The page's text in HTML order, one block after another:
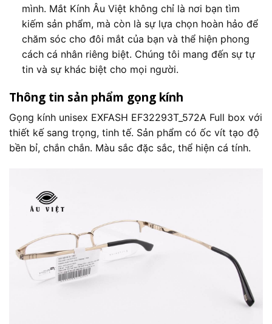
mình. Mắt Kính Âu Việt không chỉ là nơi bạn tìm
kiếm sản phẩm, mà còn là sự lựa chọn hoàn hảo để
chăm sóc cho đôi mắt của bạn và thể hiện phong
cách cá nhân riêng biệt. Chúng tôi mang đến sự tự
tin và sự khác biệt cho mọi người.
Thông tin sản phẩm gọng kính
Gọng kính unisex EXFASH EF32293T_572A Full box với
thiết kế sang trọng, tinh tế. Sản phẩm có ốc vít tạo độ
bền bỉ, chắn chắn. Màu sắc đặc sắc, thể hiện cá tính.